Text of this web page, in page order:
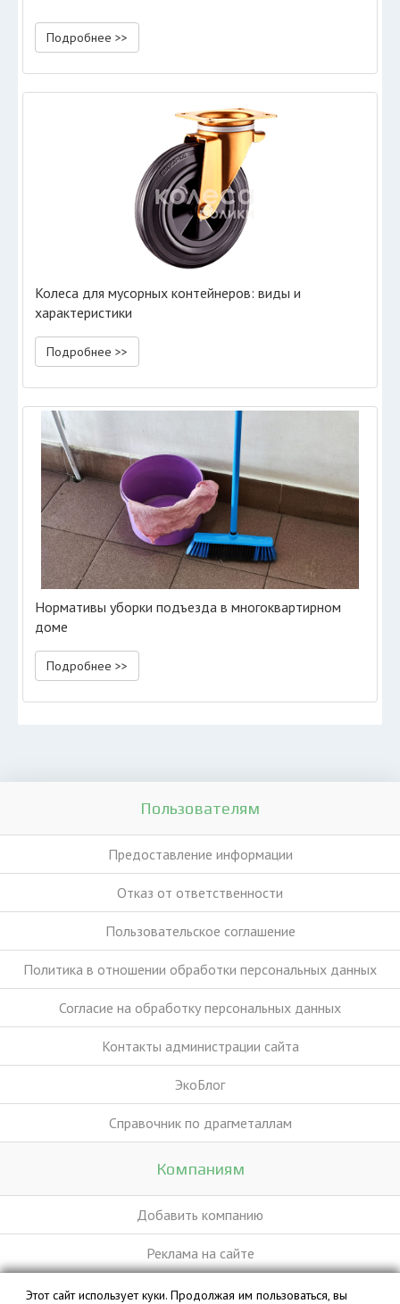
Подробнее >>
Колеса для мусорных контейнеров: виды и
характеристики
Подробнее >>
Нормативы уборки подъезда в многоквартирном
доме
Подробнее >>
Пользователям
Предоставление информации
Отказ от ответственности
Пользовательское соглашение
Политика в отношении обработки персональных данных
Согласие на обработку персональных данных
Контакты администрации сайта
ЭкоБлог
Справочник по драгметаллам
Компаниям
Добавить компанию
Реклама на сайте
Этот сайт использует куки. Продолжая им пользоваться, вы